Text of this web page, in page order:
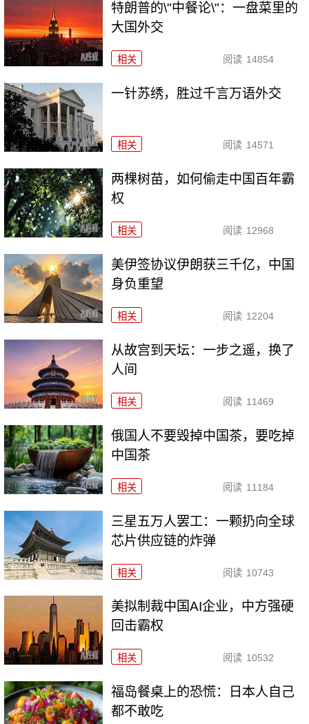
特朗普的\"中餐论\"：一盘菜里的
大国外交
相关 阅读 14854
一针苏绣，胜过千言万语外交
相关 阅读 14571
两棵树苗，如何偷走中国百年霸
权
相关 阅读 12968
美伊签协议伊朗获三千亿，中国
身负重望
相关 阅读 12204
从故宫到天坛：一步之遥，换了
人间
相关 阅读 11469
俄国人不要毁掉中国茶，要吃掉
中国茶
相关 阅读 11184
三星五万人罢工：一颗扔向全球
芯片供应链的炸弹
相关 阅读 10743
美拟制裁中国AI企业，中方强硬
回击霸权
相关 阅读 10532
福岛餐桌上的恐慌：日本人自己
都不敢吃